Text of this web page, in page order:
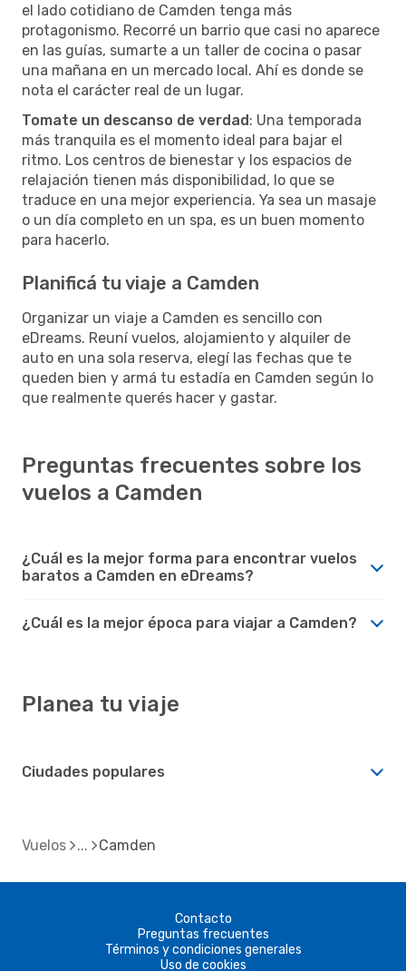
el lado cotidiano de Camden tenga más
protagonismo. Recorré un barrio que casi no aparece
en las guías, sumarte a un taller de cocina o pasar
una mañana en un mercado local. Ahí es donde se
nota el carácter real de un lugar.
Tomate un descanso de verdad: Una temporada
más tranquila es el momento ideal para bajar el
ritmo. Los centros de bienestar y los espacios de
relajación tienen más disponibilidad, lo que se
traduce en una mejor experiencia. Ya sea un masaje
o un día completo en un spa, es un buen momento
para hacerlo.
Planificá tu viaje a Camden
Organizar un viaje a Camden es sencillo con
eDreams. Reuní vuelos, alojamiento y alquiler de
auto en una sola reserva, elegí las fechas que te
queden bien y armá tu estadía en Camden según lo
que realmente querés hacer y gastar.
Preguntas frecuentes sobre los
vuelos a Camden
¿Cuál es la mejor forma para encontrar vuelos
baratos a Camden en eDreams?
¿Cuál es la mejor época para viajar a Camden?
Planea tu viaje
Ciudades populares
Vuelos Camden
Contacto
Preguntas frecuentes
Términos y condiciones generales
Uso de cookies